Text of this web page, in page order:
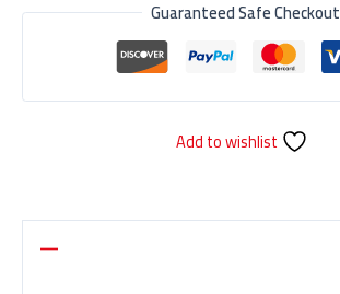
Guaranteed Safe Checkout
Add to wishlist